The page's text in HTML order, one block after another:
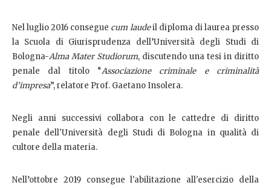
Nel luglio 2016 consegue cum laudeil diploma di laurea presso
la Scuola di Giurisprudenza dell’Università degli Studi di
Bologna-Alma Mater Studiorum, discutendo una tesi in diritto
penale dal titolo “Associazione criminale e criminalità
d’impresa”, relatore Prof. Gaetano Insolera.
Negli anni successivi collabora con le cattedre di diritto
penale dell'Università degli Studi di Bologna in qualità di
cultore della materia.
Nell’ottobre 2019 consegue l'abilitazione all'esercizio della